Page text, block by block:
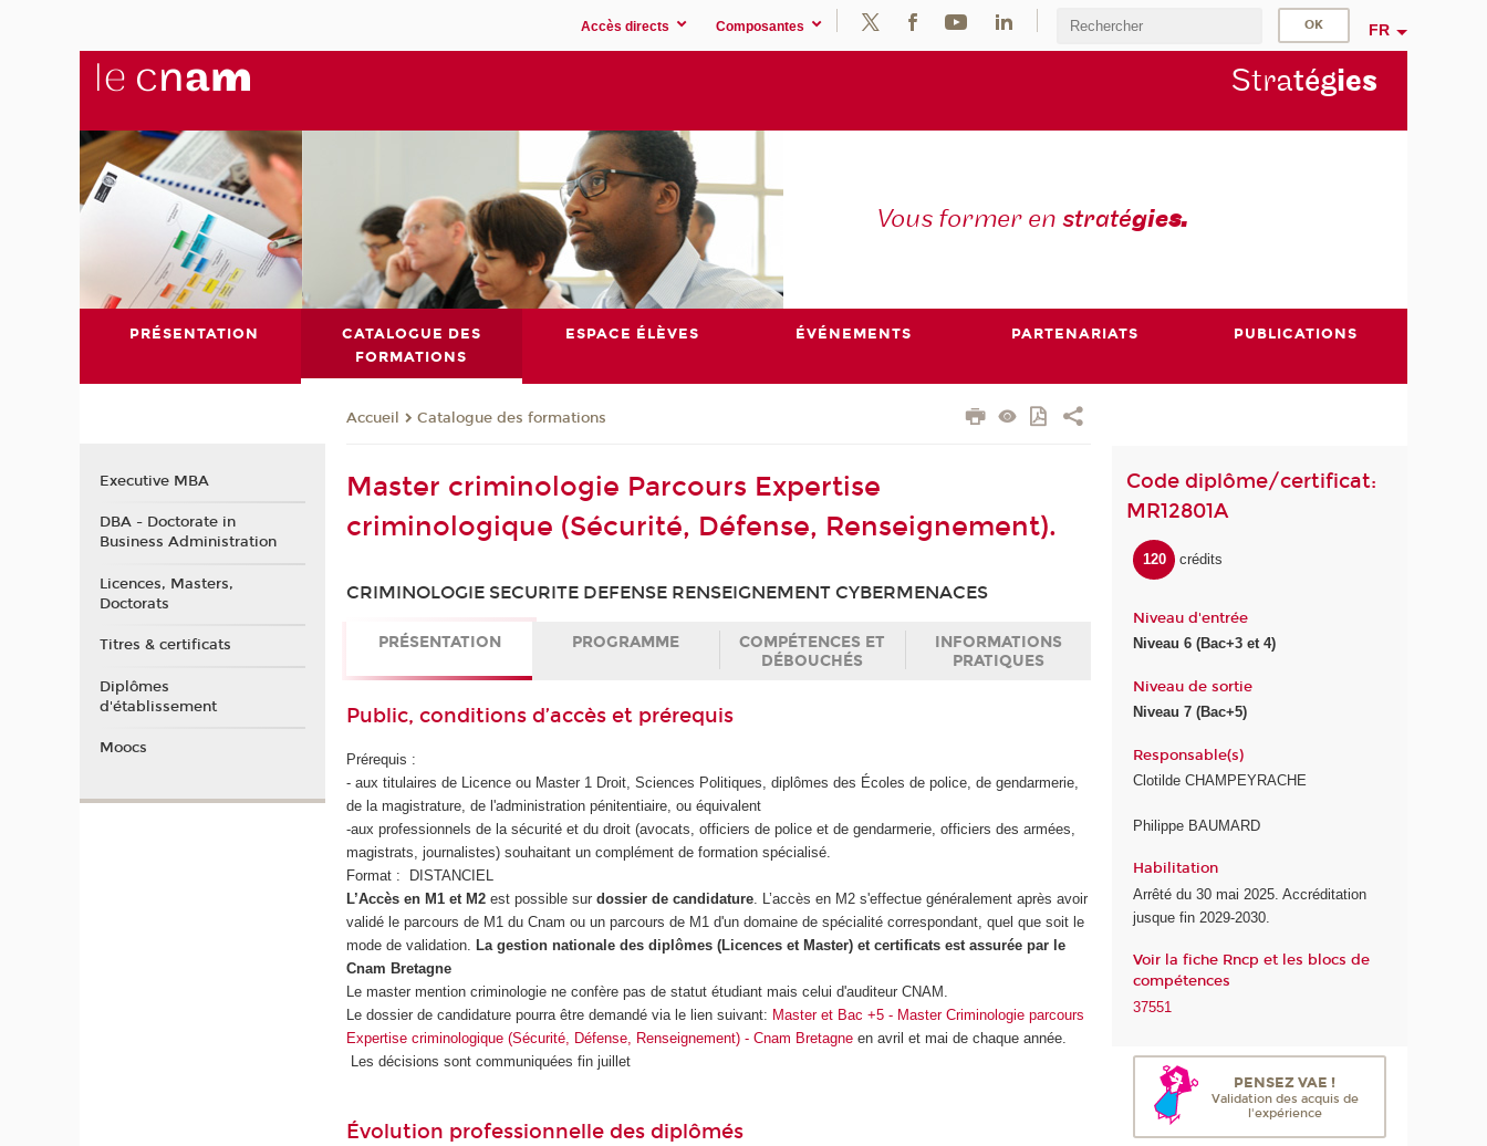
Accès directs Composantes FR
Stratégies
Vous former en stratégies.
PRÉSENTATION
CATALOGUE DES
FORMATIONS
ESPACE ÉLÈVES ÉVÉNEMENTS PARTENARIATS PUBLICATIONS
Accueil Catalogue des formations
Master criminologie Parcours Expertise
criminologique (Sécurité, Défense, Renseignement).
CRIMINOLOGIE SECURITE DEFENSE RENSEIGNEMENT CYBERMENACES
PRÉSENTATION PROGRAMME
COMPÉTENCES ET
DÉBOUCHÉS
INFORMATIONS
PRATIQUES
Public, conditions d’accès et prérequis
Prérequis :
- aux titulaires de Licence ou Master 1 Droit, Sciences Politiques, diplômes des Écoles de police, de gendarmerie,
de la magistrature, de l'administration pénitentiaire, ou équivalent
-aux professionnels de la sécurité et du droit (avocats, officiers de police et de gendarmerie, officiers des armées,
magistrats, journalistes) souhaitant un complément de formation spécialisé.
Format : DISTANCIEL
L’Accès en M1 et M2 est possible surdossier de candidature . L’accès en M2 s'effectue généralement après avoir
validé le parcours de M1 du Cnam ou un parcours de M1 d'un domaine de spécialité correspondant, quel que soit le
mode de validation.
La gestion nationale des diplômes (Licences et Master) et certificats est assurée par le
Cnam Bretagne
Le master mention criminologie ne confère pas de statut étudiant mais celui d'auditeur CNAM.
Le dossier de candidature pourra être demandé via le lien suivant: Master et Bac +5 - Master Criminologie parcours
Expertise criminologique (Sécurité, Défense, Renseignement) - Cnam Bretagne en avril et mai de chaque année.
Les décisions sont communiquées fin juillet
Évolution professionnelle des diplômés
Code diplôme/certificat:
MR12801A
120 crédits
Niveau d'entrée
Niveau 6 (Bac+3 et 4)
Niveau de sortie
Niveau 7 (Bac+5)
Responsable(s)
Clotilde CHAMPEYRACHE
Philippe BAUMARD
Habilitation
Arrêté du 30 mai 2025. Accréditation
jusque fin 2029-2030.
Voir la fiche Rncp et les blocs de
compétences
37551
PENSEZ VAE !
Validation des acquis de
l'expérience
Executive MBA
DBA - Doctorate in
Business Administration
Licences, Masters,
Doctorats
Titres & certificats
Diplômes
d'établissement
Moocs